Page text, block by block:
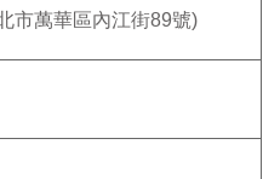
市萬華區內江街89號)